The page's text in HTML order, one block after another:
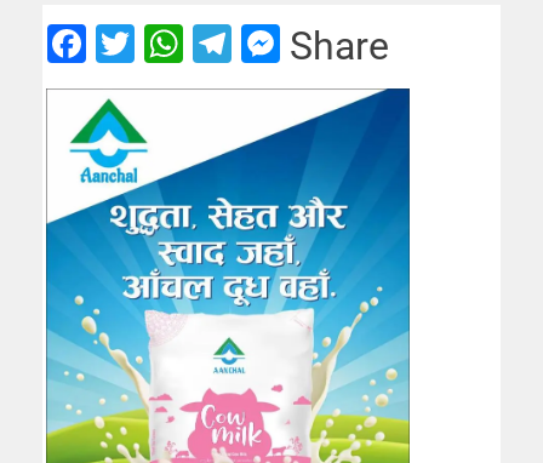
Facebook
Twitter
WhatsApp
Telegram
Messenger
Share